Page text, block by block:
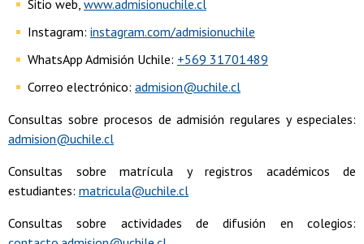
Sitio web, www.admisionuchile.cl
Instagram: instagram.com/admisionuchile
WhatsApp Admisión Uchile: +569 31701489
Correo electrónico: admision@uchile.cl
Consultas sobre procesos de admisión regulares y especiales:
admision@uchile.cl
Consultas sobre matrícula y registros académicos de
estudiantes: matricula@uchile.cl
Consultas sobre actividades de difusión en colegios: